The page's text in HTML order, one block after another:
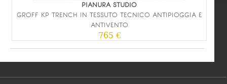
PIANURA STUDIO
GROFF KP TRENCH IN TESSUTO TECNICO ANTIPIOGGIA E
ANTIVENTO
765 €